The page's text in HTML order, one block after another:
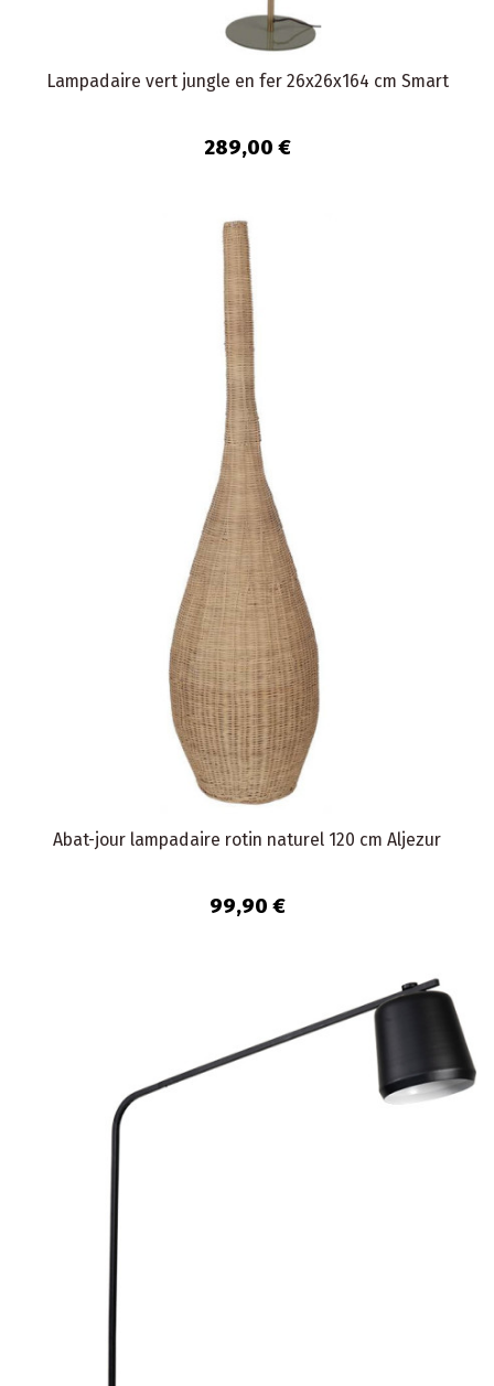
Lampadaire vert jungle en fer 26x26x164 cm Smart
289,00 €
Abat-jour lampadaire rotin naturel 120 cm Aljezur
99,90 €